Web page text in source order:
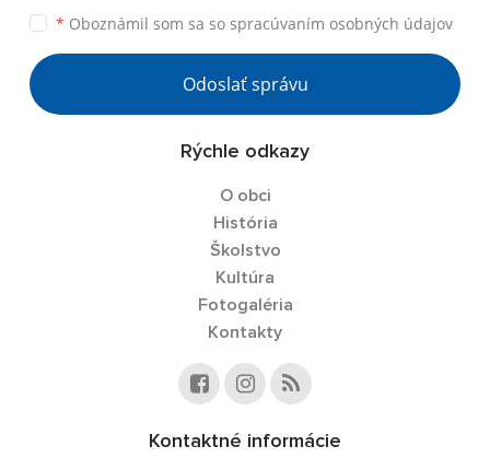
* Oboznámil som sa so spracúvaním osobných údajov
Odoslať správu
Rýchle odkazy
O obci
História
Školstvo
Kultúra
Fotogaléria
Kontakty
Kontaktné informácie